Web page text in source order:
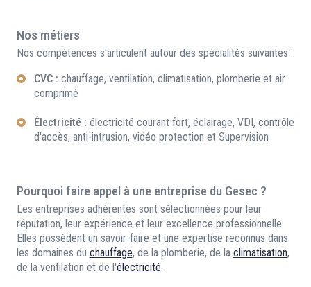
Nos métiers
Nos compétences s'articulent autour des spécialités suivantes :
CVC : chauffage, ventilation, climatisation, plomberie et air
comprimé
Électricité : électricité courant fort, éclairage, VDI, contrôle
d'accès, anti-intrusion, vidéo protection et Supervision
Pourquoi faire appel à une entreprise du Gesec ?
Les entreprises adhérentes sont sélectionnées pour leur
réputation, leur expérience et leur excellence professionnelle.
Elles possèdent un savoir-faire et une expertise reconnus dans
les domaines du chauffage, de la plomberie, de la climatisation,
de la ventilation et de l'électricité.